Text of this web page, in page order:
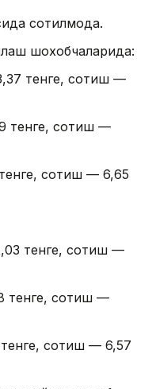
сотилмоқда.
шохобчаларида:
тенге, сотиш —
тенге, сотиш —
сотиш — 6,65
тенге, сотиш —
тенге, сотиш —
сотиш — 6,57